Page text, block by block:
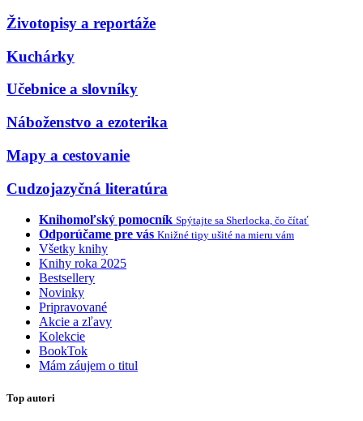
Životopisy a reportáže
Kuchárky
Učebnice a slovníky
Náboženstvo a ezoterika
Mapy a cestovanie
Cudzojazyčná literatúra
Knihomoľský pomocník Spýtajte sa Sherlocka, čo čítať
Odporúčame pre vás Knižné tipy ušité na mieru vám
Všetky knihy
Knihy roka 2025
Bestsellery
Novinky
Pripravované
Akcie a zľavy
Kolekcie
BookTok
Mám záujem o titul
Top autori